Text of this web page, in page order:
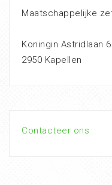
Maatschappelijke
Koningin Astridlaan 6
2950 Kapellen
Contacteer ons